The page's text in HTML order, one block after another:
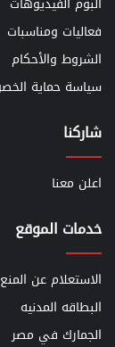
فعاليات ومناسبات
الشروط والأحكام
سياسة حماية
شاركنا
اعلن معنا
خدمات الموقع
الاستعلام عن
البطاقه المدنيه
الجمارك في مصر